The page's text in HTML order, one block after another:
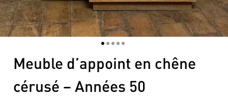
12345
Meuble d’appoint en chêne
cérusé – Années 50